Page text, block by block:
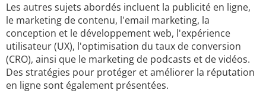
Les autres sujets abordés incluent la publicité en ligne,
le marketing de contenu, l'email marketing, la
conception et le développement web, l'expérience
utilisateur (UX), l'optimisation du taux de conversion
(CRO), ainsi que le marketing de podcasts et de vidéos.
Des stratégies pour protéger et améliorer la réputation
en ligne sont également présentées.